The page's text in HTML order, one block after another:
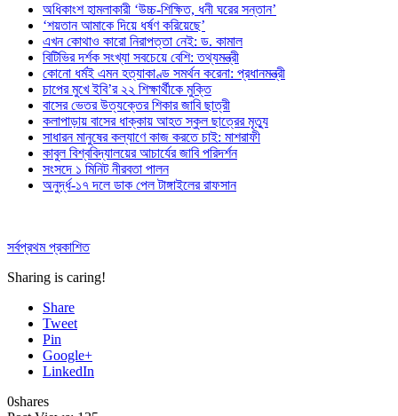
অধিকাংশ হামলাকারী ‘উচ্চ-শিক্ষিত, ধনী ঘরের সন্তান’
‘শয়তান আমাকে দিয়ে ধর্ষণ করিয়েছে’
এখন কোথাও কারো নিরাপত্তা নেই: ড. কামাল
বিটিভির দর্শক সংখ্যা সবচেয়ে বেশি: তথ্যমন্ত্রী
কোনো ধর্মই এমন হত্যাকাণ্ড সমর্থন করেনা: প্রধানমন্ত্রী
চাপের মুখে ইবি’র ২২ শিক্ষার্থীকে মুক্তি
বাসের ভেতর উত্যক্তের শিকার জাবি ছাত্রী
কলাপাড়ায় বাসের ধাক্কায় আহত স্কুল ছাত্রের মৃত্যু
সাধারন মানুষের কল্যাণে কাজ করতে চাই: মাশরাফী
কাবুল বিশ্ববিদ্যালয়ের আচার্যের জাবি পরিদর্শন
সংসদে ১ মিনিট নীরবতা পালন
অনুর্দ্ধ-১৭ দলে ডাক পেল টাঙ্গাইলের রাফসান
সর্বপ্রথম প্রকাশিত
Sharing is caring!
Share
Tweet
Pin
Google+
LinkedIn
0shares